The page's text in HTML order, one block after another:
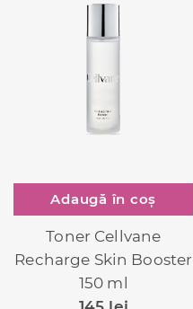
Adaugă în coș
Toner Cellvane
Recharge Skin Booster
150 ml